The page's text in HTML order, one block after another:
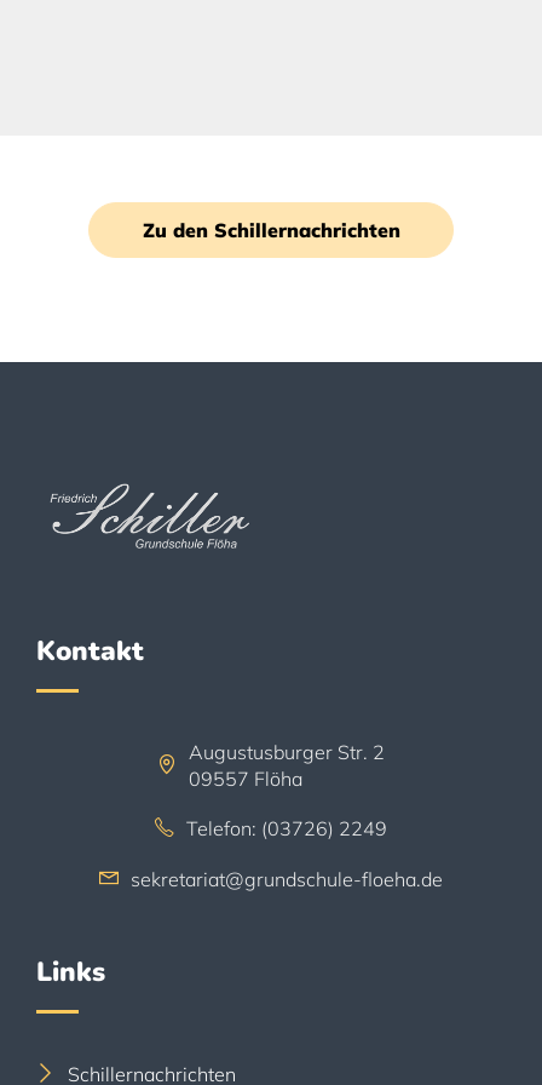
Zu den Schillernachrichten
Kontakt
Augustusburger Str. 2
09557 Flöha
Telefon: (03726) 2249
sekretariat@grundschule-floeha.de
Links
Schillernachrichten